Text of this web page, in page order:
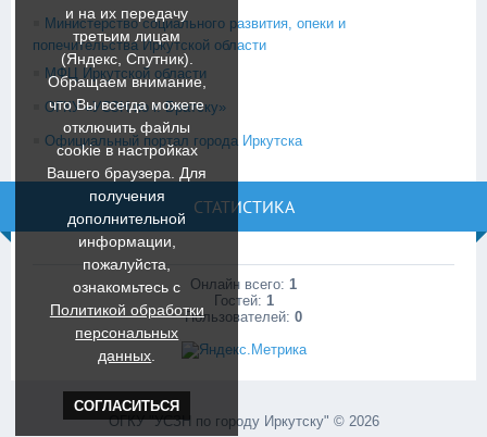
Министерство социального развития, опеки и
попечительства Иркутской области
МФЦ Иркутской области
ОГКУ «УСЗН по г. Братску»
Официальный портал города Иркутска
СТАТИСТИКА
Онлайн всего: 1
Гостей: 1
Пользователей: 0
ОГКУ "УСЗН по городу Иркутску" © 2026
и на их передачу
третьим лицам
(Яндекс, Спутник).
Обращаем внимание,
что Вы всегда можете
отключить файлы
cookie в настройках
Вашего браузера. Для
получения
дополнительной
информации,
пожалуйста,
ознакомьтесь c
Политикой обработки
персональных
данных
СОГЛАСИТЬСЯ